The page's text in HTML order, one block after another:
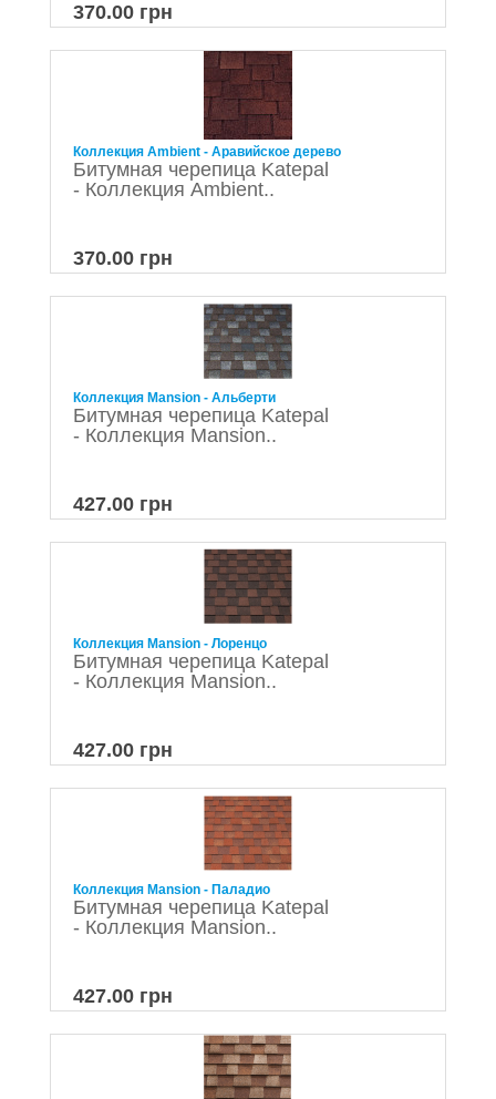
370.00 грн
Коллекция Ambient - Аравийское дерево
Битумная черепица Katepal
- Коллекция Ambient..
370.00 грн
Коллекция Mansion - Альберти
Битумная черепица Katepal
- Коллекция Mansion..
427.00 грн
Коллекция Mansion - Лоренцо
Битумная черепица Katepal
- Коллекция Mansion..
427.00 грн
Коллекция Mansion - Паладио
Битумная черепица Katepal
- Коллекция Mansion..
427.00 грн